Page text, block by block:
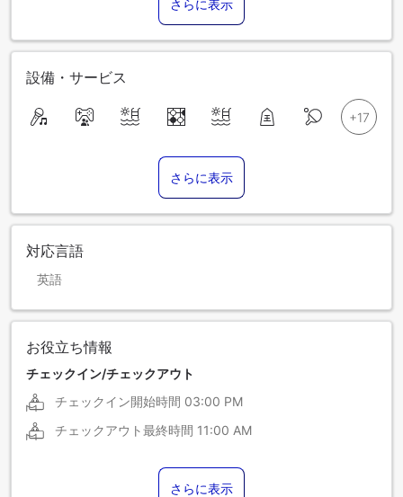
さらに表示
設備・サービス
さらに表示
対応言語
英語
お役立ち情報
チェックイン/チェックアウト
チェックイン開始時間 03:00 PM
チェックアウト最終時間 11:00 AM
さらに表示